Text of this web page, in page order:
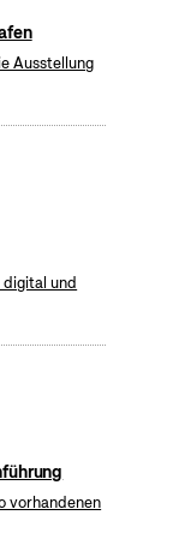
Ausstellung
und
vorhandenen